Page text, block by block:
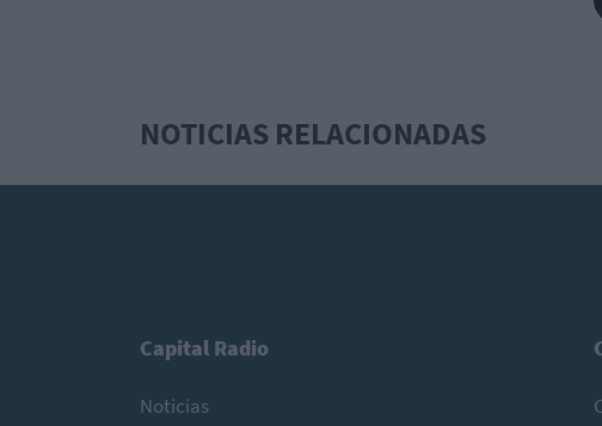
NOTICIAS RELACIONADAS
Capital Radio
Noticias